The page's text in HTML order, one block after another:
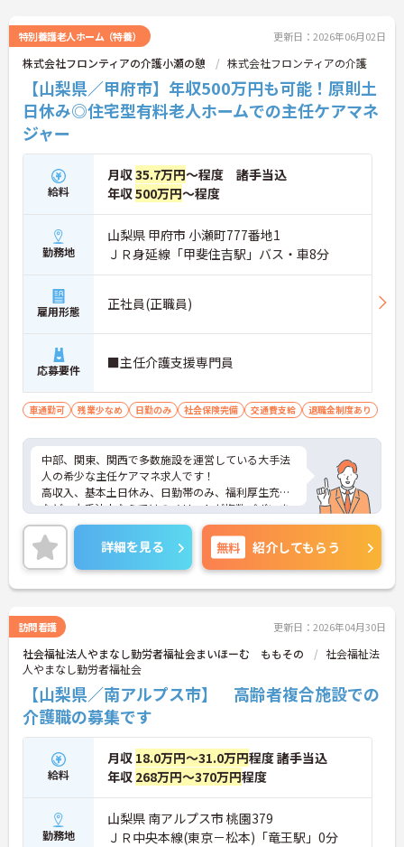
特別養護老人ホーム（特養） 更新日：2026年06月02日
株式会社フロンティアの介護小瀬の憩 株式会社フロンティアの介護
【山梨県／甲府市】年収500万円も可能！原則土
日休み◎住宅型有料老人ホームでの主任ケアマネ
ジャー
給料
月収35.7万円～程度 諸手当込
年収500万円～程度
勤務地
山梨県 甲府市 小瀬町777番地1
ＪＲ身延線「甲斐住吉駅」バス・車8分
雇用形態 正社員(正職員)
応募要件 ■主任介護支援専門員
車通勤可 残業少なめ 日勤のみ 社会保険完備 交通費支給 退職金制度あり
中部、関東、関西で多数施設を運営している大手法
人の希少な主任ケアマネ求人です！
高収入、基本土日休み、日勤帯のみ、福利厚生充実
など、大手法人ならではのメリットが複数ございま
す。
管理業務も担っていただきますが、管理のご経験が
ない方でもまずはご相談ください。
もし少しでもご興味持っていただきましたら、まず
はお気軽にアドバイザーにお問い合わせください！
詳細を見る 無料 紹介してもらう
訪問看護 更新日：2026年04月30日
社会福祉法人やまなし勤労者福祉会まいほーむ ももその
社会福祉法
人やまなし勤労者福祉会
【山梨県／南アルプス市】 高齢者複合施設での
介護職の募集です
給料
月収 18.0万円～31.0万円程度 諸手当込
年収 268万円～370万円程度
勤務地
山梨県 南アルプス市 桃園379
ＪＲ中央本線(東京－松本)「竜王駅」0分